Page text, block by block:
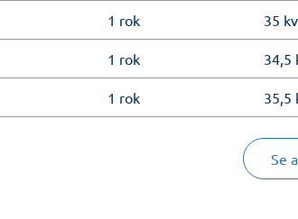
1 rok 35
1 rok 34,5
1 rok 35,5
52
45,5
Se